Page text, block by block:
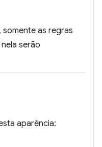
somente as regras
serão
aparência: